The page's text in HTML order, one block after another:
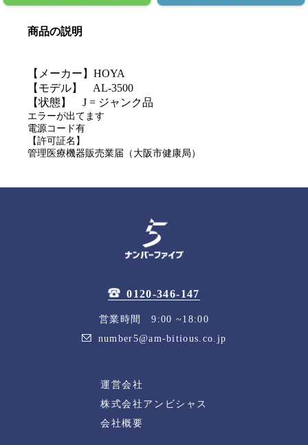
商品の説明
【メーカー】HOYA
【モデル】 AL-3500
【状態】 J = ジャンク品
エラーが出てます
電源コード有
【許可証名】
管理医療機器販売業届（大阪市健康局）
0120-346-147
営業時間 9:00 ~18:00
number5@am-bitious.co.jp
運営会社
株式会社アンビシャス
会社概要